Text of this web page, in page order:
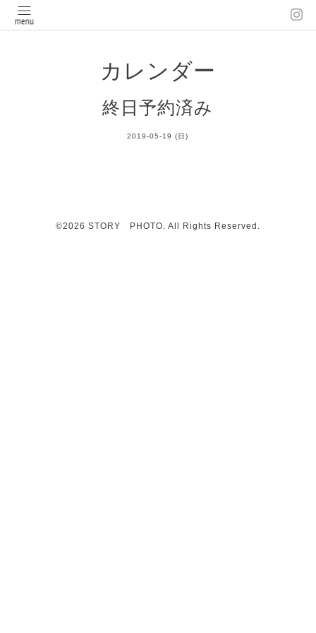
カレンダー
終日予約済み
2019-05-19 (日)
©2026 STORY PHOTO. All Rights Reserved.